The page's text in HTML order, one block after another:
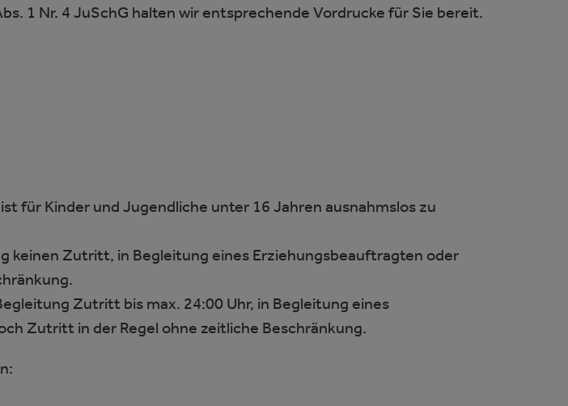
1 Nr. 4 JuSchG halten wir entsprechende Vordrucke für Sie bereit.
für Kinder und Jugendliche unter 16 Jahren ausnahmslos zu
keinen Zutritt, in Begleitung eines Erziehungsbeauftragten oder
Zutritt bis max. 24:00 Uhr, in Begleitung eines
Zutritt in der Regel ohne zeitliche Beschränkung.